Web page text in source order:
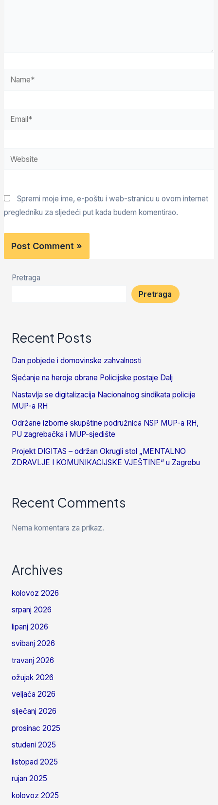
Spremi moje ime, e-poštu i web-stranicu u ovom internet
pregledniku za sljedeći put kada budem komentirao.
Pretraga
Pretraga
Recent Posts
Dan pobjede i domovinske zahvalnosti
Sjećanje na heroje obrane Policijske postaje Dalj
Nastavlja se digitalizacija Nacionalnog sindikata policije
MUP-a RH
Održane izborne skupštine podružnica NSP MUP-a RH,
PU zagrebačka i MUP-sjedište
Projekt DIGITAS – održan Okrugli stol „MENTALNO
ZDRAVLJE I KOMUNIKACIJSKE VJEŠTINE“ u Zagrebu
Recent Comments
Nema komentara za prikaz.
Archives
kolovoz 2026
srpanj 2026
lipanj 2026
svibanj 2026
travanj 2026
ožujak 2026
veljača 2026
siječanj 2026
prosinac 2025
studeni 2025
listopad 2025
rujan 2025
kolovoz 2025